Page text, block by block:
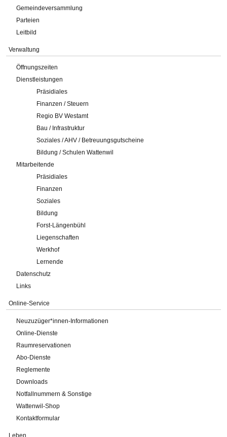
Gemeindeversammlung
Parteien
Leitbild
Verwaltung
Öffnungszeiten
Dienstleistungen
Präsidiales
Finanzen / Steuern
Regio BV Westamt
Bau / Infrastruktur
Soziales / AHV / Betreuungsgutscheine
Bildung / Schulen Wattenwil
Mitarbeitende
Präsidiales
Finanzen
Soziales
Bildung
Forst-Längenbühl
Liegenschaften
Werkhof
Lernende
Datenschutz
Links
Online-Service
Neuzuzüger*innen-Informationen
Online-Dienste
Raumreservationen
Abo-Dienste
Reglemente
Downloads
Notfallnummern & Sonstige
Wattenwil-Shop
Kontaktformular
Leben